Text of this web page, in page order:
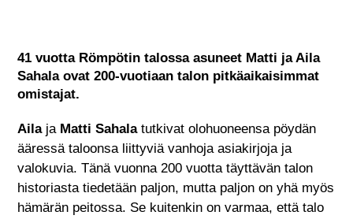
41 vuotta Römpötin talossa asuneet Matti ja Aila
Sahala ovat 200-vuotiaan talon pitkäaikaisimmat
omistajat.
Ailaja Matti Sahalatutkivat olohuoneensa pöydän
ääressä taloonsa liittyviä vanhoja asiakirjoja ja
valokuvia. Tänä vuonna 200 vuotta täyttävän talon
historiasta tiedetään paljon, mutta paljon on yhä myös
hämärän peitossa. Se kuitenkin on varmaa, että talo